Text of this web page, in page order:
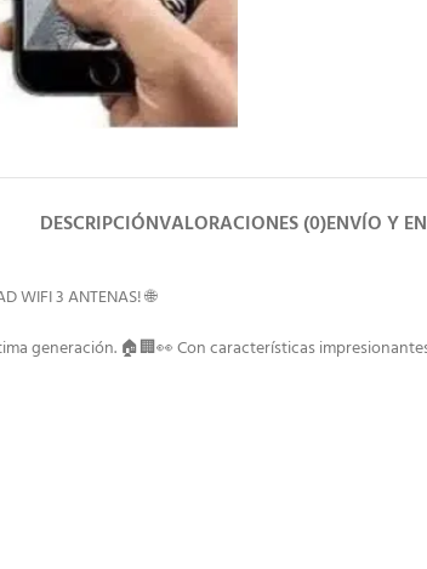
DESCRIPCIÓNVALORACIONES (0)ENVÍO Y
WIFI 3 ANTENAS! 🌐
generación. 🏠🏢👀 Con características